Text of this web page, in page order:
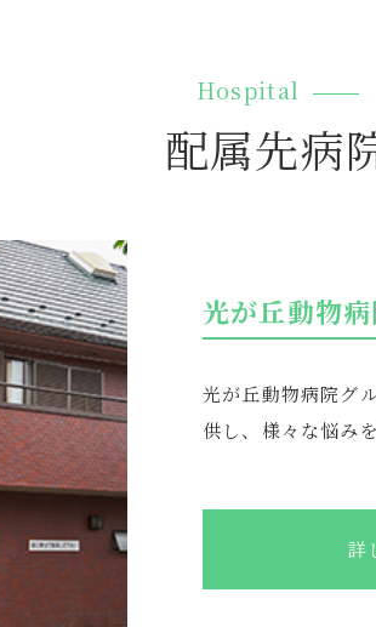
Hospital
配属先病
光が丘動物
光が丘動物病院グ
供し、様々な悩み
詳